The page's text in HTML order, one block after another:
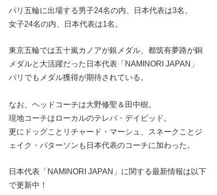
パリ五輪に出場する男子24名の内、日本代表は3名。
女子24名の内、日本代表は1名。
東京五輪では五十嵐カノアが銀メダル、都筑有夢路が銅
メダルと大活躍だった日本代表「NAMINORI JAPAN」
パリでもメダル獲得が期待されている。
なお、ヘッドコーチは大野修聖＆田中樹。
現地コーチはローカルのテレバ・デイビッド。
更にドッグことリチャード・マーシュ、スネークことジ
ェイク・パターソンも日本代表のコーチに加わった。
日本代表「NAMINORI JAPAN」に関する最新情報は以下
で更新中！
FOLLOW US ON